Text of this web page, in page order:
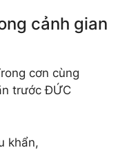
cảnh gian
cơn cùng
trước ĐỨC
khẩn,